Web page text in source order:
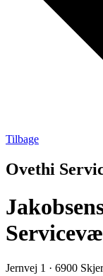
Tilbage
Ovethi
Jernvej 1 · 6900